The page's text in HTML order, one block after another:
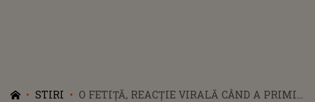
STIRI
O FETIȚĂ, REACȚIE VIRALĂ CÂND A PRIMIT